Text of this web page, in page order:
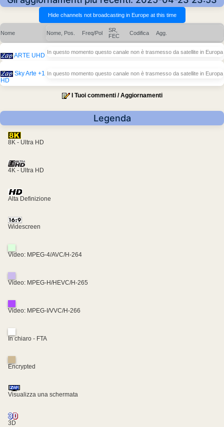
Nome Nome, Pos. Freq/Pol
SR,
FEC
Codifica Agg.
ARTE UHD In questo momento questo canale non è trasmesso da satellite in Europa
Sky Arte +1
HD
In questo momento questo canale non è trasmesso da satellite in Europa
I Tuoi commenti / Aggiornamenti
Legenda
8K - Ultra HD
4K - Ultra HD
Alta Definizione
Widescreen
Video: MPEG-4/AVC/H-264
Video: MPEG-H/HEVC/H-265
Video: MPEG-I/VVC/H-266
In chiaro - FTA
Encrypted
Visualizza una schermata
3D